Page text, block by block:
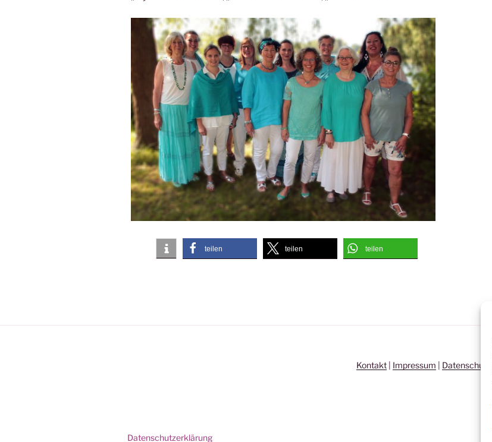
teilen teilen teilen
Kontakt| Impressum Datenschutz
Datenschutzerklärung